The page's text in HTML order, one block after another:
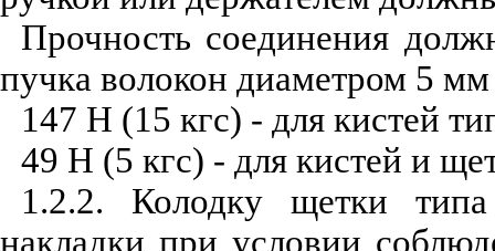
Прочность соединения
пучка волокон диаметром 5
147 Н (15 кгс) - для
49 Н (5 кгс) - для кистей и
1.2.2. Колодку щетки
накладки при условии